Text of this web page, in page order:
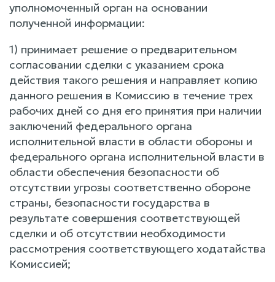
уполномоченный орган на основании
полученной информации:
1) принимает решение о предварительном
согласовании сделки с указанием срока
действия такого решения и направляет копию
данного решения в Комиссию в течение трех
рабочих дней со дня его принятия при наличии
заключений федерального органа
исполнительной власти в области обороны и
федерального органа исполнительной власти в
области обеспечения безопасности об
отсутствии угрозы соответственно обороне
страны, безопасности государства в
результате совершения соответствующей
сделки и об отсутствии необходимости
рассмотрения соответствующего ходатайства
Комиссией;